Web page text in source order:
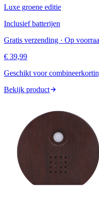
Luxe groene editie
Inclusief batterijen
Gratis verzending · Op
€ 39,99
Geschikt voor
Bekijk product